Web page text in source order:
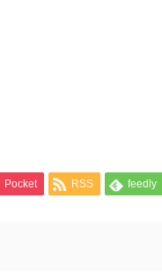
Pocket RSS feedly